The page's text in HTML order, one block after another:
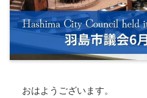
おはようございます。